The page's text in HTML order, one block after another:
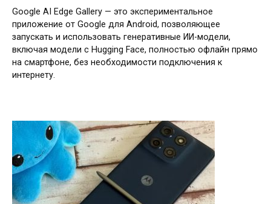
Google AI Edge Gallery — это экспериментальное
приложение от Google для Android, позволяющее
запускать и использовать генеративные ИИ-модели,
включая модели с Hugging Face, полностью офлайн прямо
на смартфоне, без необходимости подключения к
интернету.